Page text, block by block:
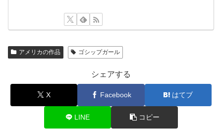
アメリカの作品 ゴシップガール
シェアする
X Facebook はてブ
LINE コピー